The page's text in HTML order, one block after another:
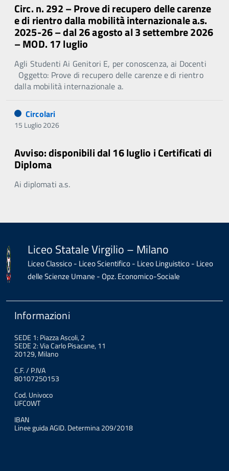
Circ. n. 292 – Prove di recupero delle carenze
e di rientro dalla mobilità internazionale a.s.
2025-26 – dal 26 agosto al 3 settembre 2026
– MOD. 17 luglio
Agli Studenti Ai Genitori E, per conoscenza, ai Docenti
Oggetto: Prove di recupero delle carenze e di rientro
dalla mobilità internazionale a.
Circolari
15 Luglio 2026
Avviso: disponibili dal 16 luglio i Certificati di
Diploma
Ai diplomati a.s.
Liceo Statale Virgilio – Milano
Liceo Classico - Liceo Scientifico - Liceo Linguistico - Liceo
delle Scienze Umane - Opz. Economico-Sociale
Informazioni
SEDE 1: Piazza Ascoli, 2
SEDE 2: Via Carlo Pisacane, 11
20129, Milano
C.F. / P.IVA
80107250153
Cod. Univoco
UFC0WT
IBAN
Linee guida AGID. Determina 209/2018